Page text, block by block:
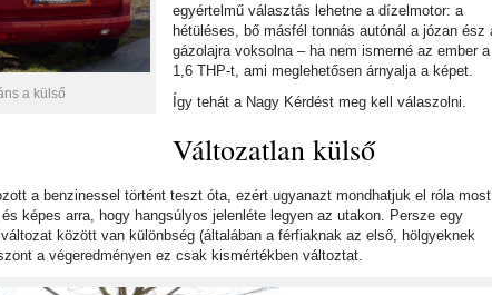
a külső
egyértelmű választás lehetne a dízelmotor: a
hétüléses, bő másfél tonnás autónál a józan ész
gázolajra voksolna – ha nem ismerné az ember a
1,6 THP-t, ami meglehetősen árnyalja a képet.
Így tehát a Nagy Kérdést meg kell válaszolni.
Változatlan külső
a benzinessel történt teszt óta, ezért ugyanazt mondhatjuk el róla most
képes arra, hogy hangsúlyos jelenléte legyen az utakon. Persze egy
között van különbség (általában a férfiaknak az első, hölgyeknek
a végeredményen ez csak kismértékben változtat.